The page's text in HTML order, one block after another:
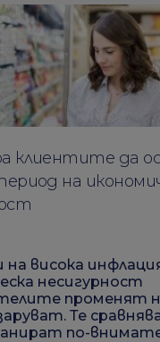
клиентите да
на
на висока
несигурност
променят
Те
по-